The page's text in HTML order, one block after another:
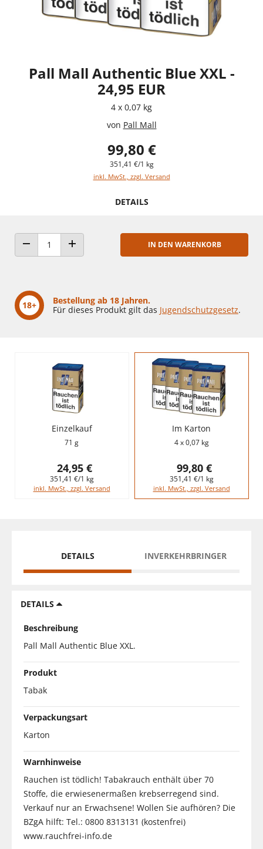
Pall Mall Authentic Blue XXL -
24,95 EUR
4 x 0,07 kg
von Pall Mall
99,80 €
351,41 €/1 kg
inkl. MwSt., zzgl. Versand
DETAILS
ANZAHL VERRINGERNANZAHL ERHÖHEN
IN DEN WARENKORB
18+
Bestellung ab 18 Jahren.
Für dieses Produkt gilt das Jugendschutzgesetz.
Einzelkauf
71 g
24,95 €
351,41 €/1 kg
inkl. MwSt., zzgl. Versand
Im Karton
4 x 0,07 kg
99,80 €
351,41 €/1 kg
inkl. MwSt., zzgl. Versand
DETAILS INVERKEHRBRINGER
DETAILS
Beschreibung
Pall Mall Authentic Blue XXL.
Produkt
Tabak
Verpackungsart
Karton
Warnhinweise
Rauchen ist tödlich! Tabakrauch enthält über 70
Stoffe, die erwiesenermaßen krebserregend sind.
Verkauf nur an Erwachsene! Wollen Sie aufhören? Die
BZgA hilft: Tel.: 0800 8313131 (kostenfrei)
www.rauchfrei-info.de